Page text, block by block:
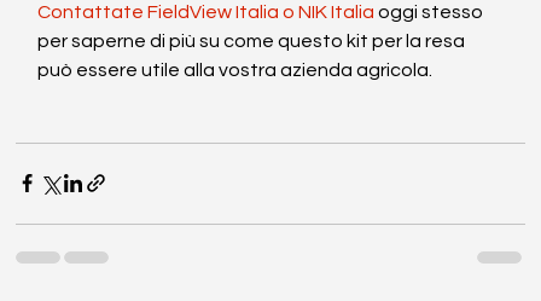
Contattate FieldView Italia o NIK Italia oggi stesso
per saperne di più su come questo kit per la resa
può essere utile alla vostra azienda agricola.